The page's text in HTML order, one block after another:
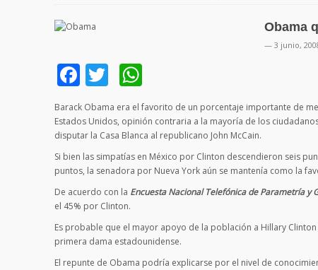
Obama
— 3 junio,
Facebook
Twitter
Barack Obama era el favorito de un porcentaje importante de
Estados Unidos, opinión contraria a la mayoría de los
disputar la Casa Blanca al republicano John McCain.
Si bien las simpatías en México por Clinton descendieron seis
puntos, la senadora por Nueva York aún se mantenía como la
De acuerdo con la Encuesta NacionalTelefónicade Parametría y
el 45% por Clinton.
Es probable que el mayor apoyo de la población a Hillary
primera dama estadounidense.
El repunte de Obama podría explicarse por el nivel de